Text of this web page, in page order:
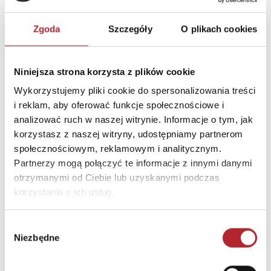
Zgoda Szczegóły O plikach cookies
Niniejsza strona korzysta z plików cookie
Wykorzystujemy pliki cookie do spersonalizowania treści
i reklam, aby oferować funkcje społecznościowe i
analizować ruch w naszej witrynie. Informacje o tym, jak
korzystasz z naszej witryny, udostępniamy partnerom
społecznościowym, reklamowym i analitycznym.
Partnerzy mogą połączyć te informacje z innymi danymi
otrzymanymi od Ciebie lub uzyskanymi podczas
korzystania z ich usług.
zgody
Niezbędne
Puzzle 24 Moto Traktor CzuCzu
Bright Junior Media
Sug. cena det. 69,90 zł(brutto)
NAJCZĘŚCIEJ KUPOWANE zobacz więcej